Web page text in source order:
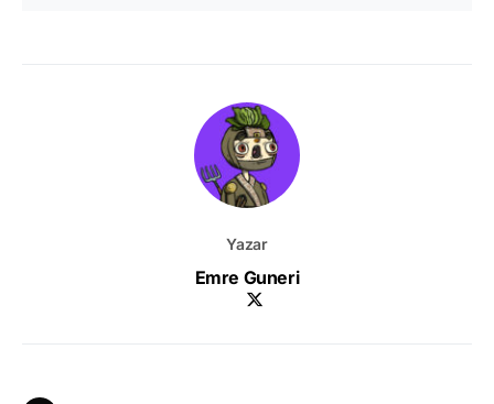
Yazar
Emre Guneri